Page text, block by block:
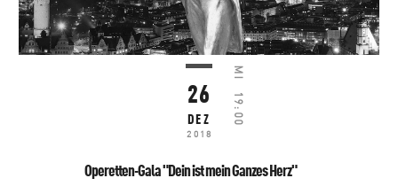
26
DEZ
2018
MI
19:00
Operetten-Gala "Dein ist mein Ganzes Herz"